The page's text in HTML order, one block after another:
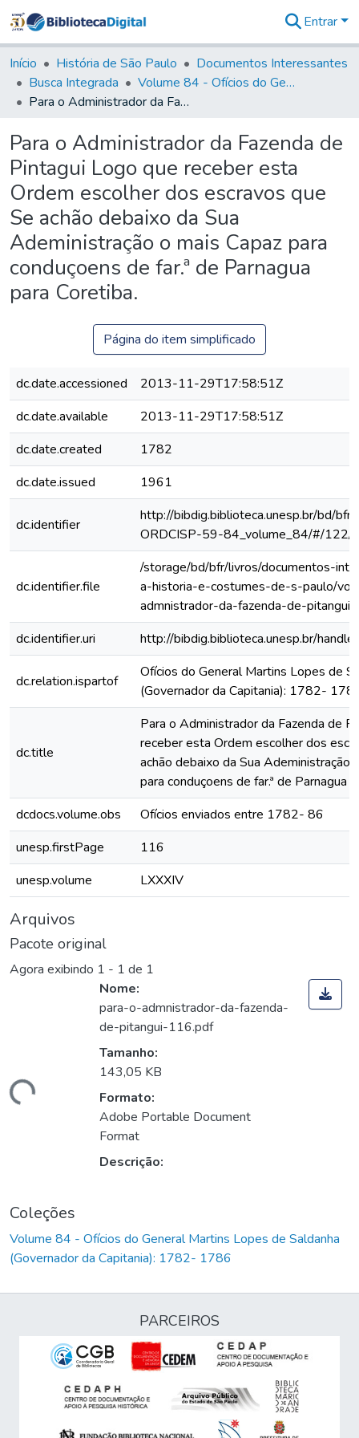
&
Coleções
Tudo na
Biblioteca
Estatísticas
Entrar
Início História de São Paulo
Documentos Interessantes
Busca Integrada
Volume 84 - Ofícios do General Martins Lopes de Saldanha (Governador da Capitania): 1782- 1786
Para o Administrador da Fazenda de Pintagui Logo que receber esta Ordem escolher dos escravos que Se achão debaixo da Sua Adeministração o mais Capaz para conduçoens de far.ª de Parnagua para Coretiba.
Para o Administrador da Fazenda de
Pintagui Logo que receber esta
Ordem escolher dos escravos que
Se achão debaixo da Sua
Adeministração o mais Capaz para
conduçoens de far.ª de Parnagua
para Coretiba.
Página do item simplificado
dc.date.accessioned
2013-11-29T17:58:51Z
dc.date.available
2013-11-29T17:58:51Z
dc.date.created
1782
dc.date.issued
1961
dc.identifier
http://bibdig.biblioteca.unesp.br/bd/
ORDCISP-59-84_volume_84/#/122/
dc.identifier.file
/storage/bd/bfr/livros/documentos-
a-historia-e-costumes-de-s-paulo/
admnistrador-da-fazenda-de-
dc.identifier.uri
http://bibdig.biblioteca.unesp.br/
dc.relation.ispartof
Ofícios do General Martins Lopes de
(Governador da Capitania): 1782-
dc.title
Para o Administrador da Fazenda de
receber esta Ordem escolher dos
achão debaixo da Sua Adeministração
para conduçoens de far.ª de Parnagua
dcdocs.volume.obs
Ofícios enviados entre 1782- 86
unesp.firstPage
116
unesp.volume
LXXXIV
Arquivos
Pacote original
Agora exibindo 1 - 1 de 1
Nome:
para-o-admnistrador-da-fazenda-
de-pitangui-116.pdf
Tamanho:
143,05 KB
Formato:
Adobe Portable Document
Format
Descrição:
Coleções
Volume 84 - Ofícios do General Martins Lopes de Saldanha
(Governador da Capitania): 1782- 1786
PARCEIROS